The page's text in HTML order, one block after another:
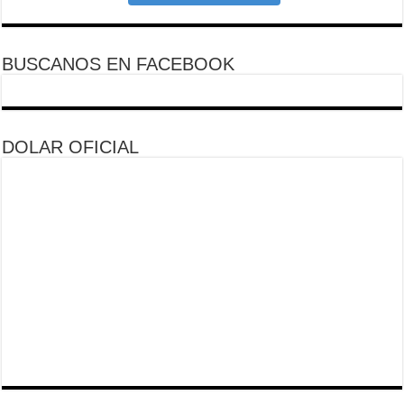
BUSCANOS EN FACEBOOK
DOLAR OFICIAL